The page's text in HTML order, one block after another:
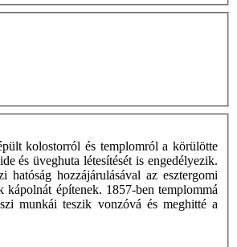
kolostorról és templomról a körülötte
és üveghuta létesítését is engedélyezik.
hozzájárulásával az esztergomi
építenek. 1857-ben templommá
munkái teszik vonzóvá és meghitté a